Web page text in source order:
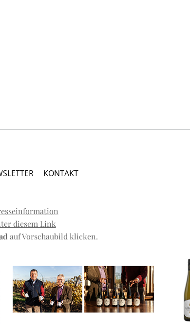
KONTAKT
diesem Link
auf Vorschaubild klicken.